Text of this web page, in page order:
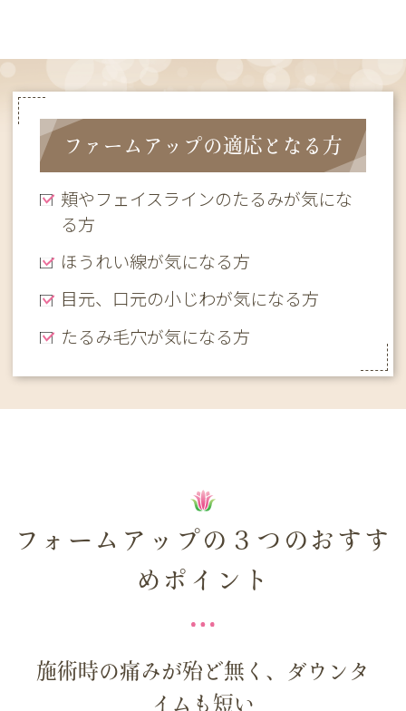
ファームアップの適応となる方
頬やフェイスラインのたるみが気にな
る方
ほうれい線が気になる方
目元、口元の小じわが気になる方
たるみ毛穴が気になる方
フォームアップの３つのおすす
めポイント
施術時の痛みが殆ど無く、ダウンタ
イムも短い